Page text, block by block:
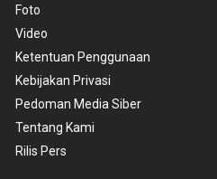
Foto
Video
Ketentuan Penggunaan
Kebijakan Privasi
Pedoman Media Siber
Tentang Kami
Rilis Pers